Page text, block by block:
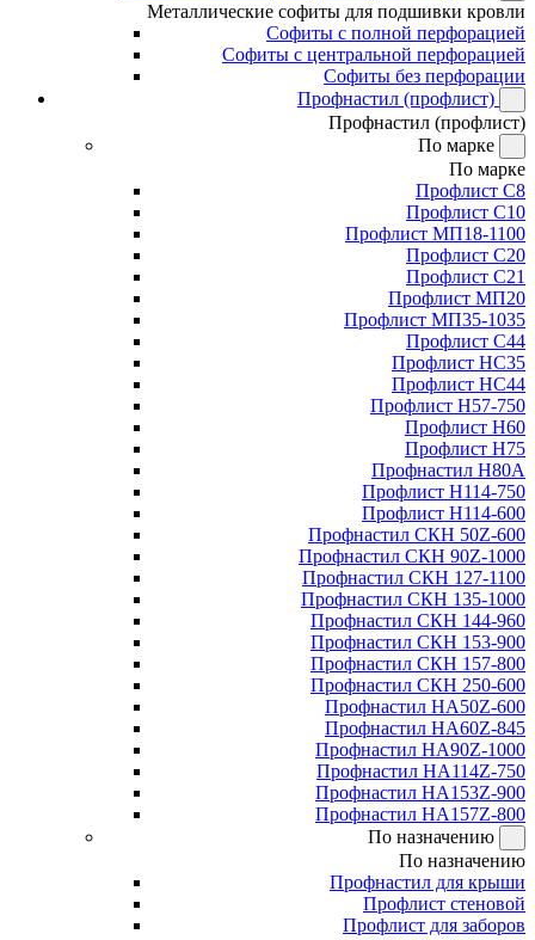
Металлические софиты для подшивки кровли
Софиты с полной перфорацией
Софиты с центральной перфорацией
Софиты без перфорации
Профнастил (профлист)
Профнастил (профлист)
По марке
По марке
Профлист С8
Профлист С10
Профлист МП18-1100
Профлист С20
Профлист С21
Профлист МП20
Профлист МП35-1035
Профлист С44
Профлист НС35
Профлист НС44
Профлист Н57-750
Профлист Н60
Профлист Н75
Профнастил Н80А
Профлист Н114-750
Профлист Н114-600
Профнастил СКН 50Z-600
Профнастил СКН 90Z-1000
Профнастил СКН 127-1100
Профнастил СКН 135-1000
Профнастил СКН 144-960
Профнастил СКН 153-900
Профнастил СКН 157-800
Профнастил СКН 250-600
Профнастил НА50Z-600
Профнастил НА60Z-845
Профнастил НА90Z-1000
Профнастил НА114Z-750
Профнастил НА153Z-900
Профнастил НА157Z-800
По назначению
По назначению
Профнастил для крыши
Профлист стеновой
Профлист для заборов